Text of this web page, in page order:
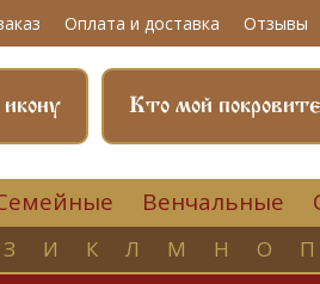
Оплата и доставка Отзывы
Кто мой
Венчальные
З И К Л М Н О П